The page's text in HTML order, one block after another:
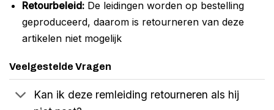
Retourbeleid:De leidingen worden op bestelling
geproduceerd, daarom is retourneren van deze
artikelen niet mogelijk
Veelgestelde Vragen
Kan ik deze remleiding retourneren als hij